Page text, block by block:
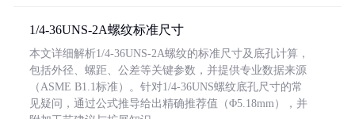
1/4-36UNS-2A螺纹标准尺寸
本文详细解析1/4-36UNS-2A螺纹的标准尺寸及底孔计算，
包括外径、螺距、公差等关键参数，并提供专业数据来源
（ASME B1.1标准）。针对1/4-36UNS螺纹底孔尺寸的常
见疑问，通过公式推导给出精确推荐值（Φ5.18mm），并